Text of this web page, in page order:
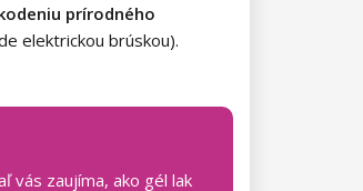
prírodného
elektrickou brúskou).
vás zaujíma, ako gél lak